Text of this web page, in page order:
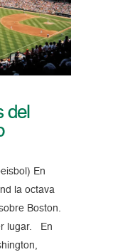
del
En
la octava
Boston.
lugar. En